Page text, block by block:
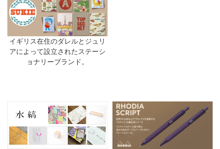
イギリス在住のダレルとジュリ
アによって設立されたステーシ
ョナリーブランド。